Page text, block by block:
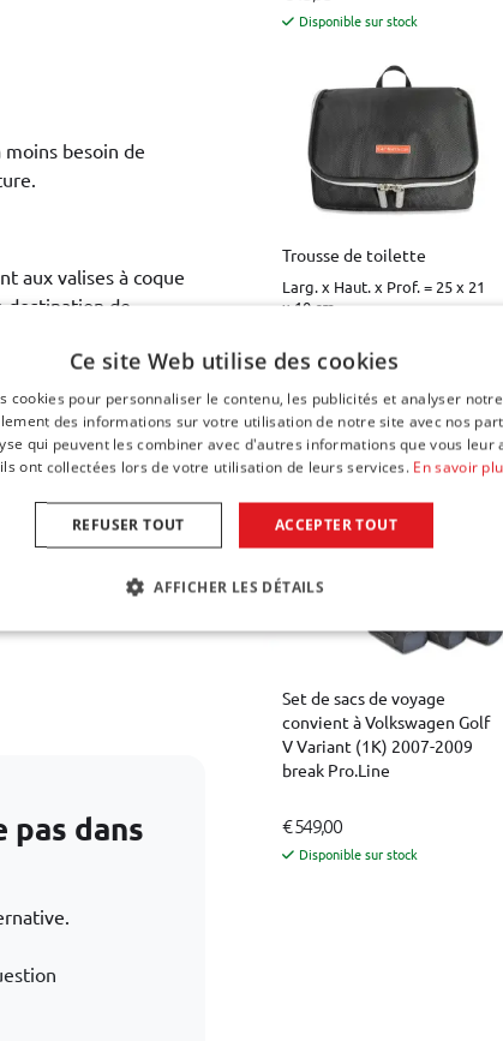
besoin de
aux valises à coque
destination de
moins d'espace
de haute qualité.
avec une
offre une protection
à double roulement
et fluide pendant
les défauts de
dans
Disponible sur stock
Trousse de toilette
Larg. x Haut. x Prof. = 25 x 21
x 10 cm
€ 19,95
Autre Car-Bags sacs de
Set de sacs de voyage
convient à Volkswagen Golf
V Variant (1K) 2007-2009
break Pro.Line
€ 549,00
Disponible sur stock
Ce site Web utilise des cookies
cookies pour personnaliser le contenu, les publicités et analyser
des informations sur votre utilisation de notre site avec nos
qui peuvent les combiner avec d'autres informations que vous leur
ont collectées lors de votre utilisation de leurs services. En savoir
ACCEPTER TOUT
REFUSER TOUT
AFFICHER LES DÉTAILS